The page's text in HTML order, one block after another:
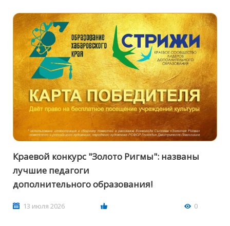
Краевой конкурс "Золото Ригмы": названы
лучшие педагоги
дополнительного образования!
13 июля 2026 0